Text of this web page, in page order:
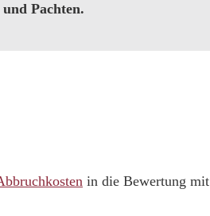
Pachten.
in die Bewertung mit